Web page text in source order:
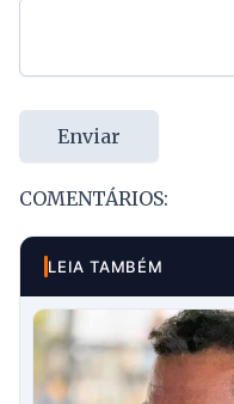
Enviar
COMENTÁRIOS:
LEIA TAMBÉM